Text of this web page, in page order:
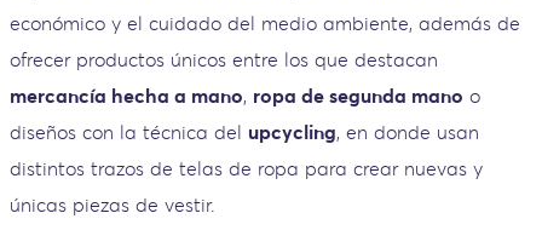
económico y el cuidado del medio ambiente, además de
ofrecer productos únicos entre los que destacan
mercancía hecha a mano, ropa de segunda mano o
diseños con la técnica del upcycling, en donde usan
distintos trazos de telas de ropa para crear nuevas y
únicas piezas de vestir.